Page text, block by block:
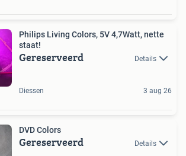
Philips Living Colors, 5V 4,7Watt, nette
staat!
Gereserveerd Details
Diessen 3 aug 26
DVD Colors
Gereserveerd Details